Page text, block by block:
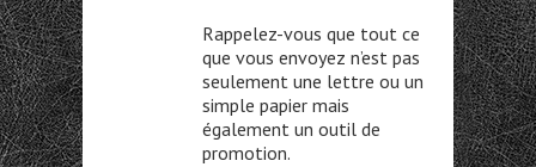
Rappelez-vous que tout ce
que vous envoyez n’est pas
seulement une lettre ou un
simple papier mais
également un outil de
promotion.